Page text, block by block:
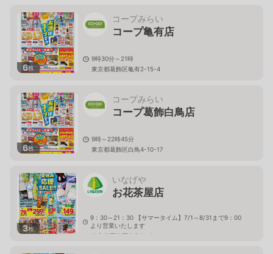
6枚
コープみらい
コープ亀有店
9時30分～21時
東京都葛飾区亀有2-15-4
6枚
コープみらい
コープ葛飾白鳥店
9時～22時45分
東京都葛飾区白鳥4-10-17
3枚
いなげや
お花茶屋店
9：30～21：30 【サマータイム】7/1～8/31まで9：00
より営業いたします
東京都葛飾区白鳥1－6－1